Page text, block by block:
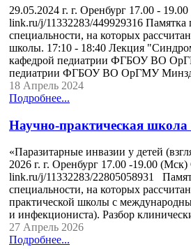
29.05.2024 г. г. Оренбург 17.00 -
link.ru/j/11332283/449929316 Памятка
специальности, на которых
школы. 17:10 - 18:40 Лекция
кафедрой педиатрии ФГБОУ ВО
педиатрии ФГБОУ ВО ОрГМУ
18 Апрель 2024
Подробнее...
Научно-практическая
«Паразитарные инвазии у детей
2026 г. г. Оренбург 17.00 -19.00
link.ru/j/11332283/22805058931
специальности, на которых
практической школы с
и инфекциониста). Разбор
27 Апрель 2026
Подробнее...